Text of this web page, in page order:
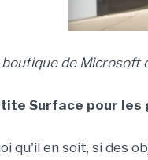
boutique de Microsoft
Surface pour les
qu'il en soit, si des